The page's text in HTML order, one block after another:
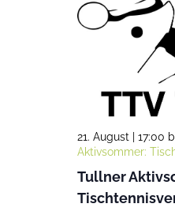
Tullner
21. August | 17:00
Aktivsommer: